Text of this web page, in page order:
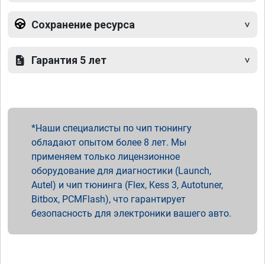
Сохранение ресурса
Гарантия 5 лет
Наши специалисты по чип тюнингу
обладают опытом более 8 лет. Мы
применяем только лицензионное
оборудование для диагностики (Launch,
Autel) и чип тюнинга (Flex, Kess 3, Autotuner,
Bitbox, PCMFlash), что гарантирует
безопасность для электроники вашего авто.